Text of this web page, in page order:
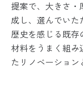
提案で、大きさ・
成し、選んでいた
歴史を感じる既存
材料をうまく組み
たリノベーション